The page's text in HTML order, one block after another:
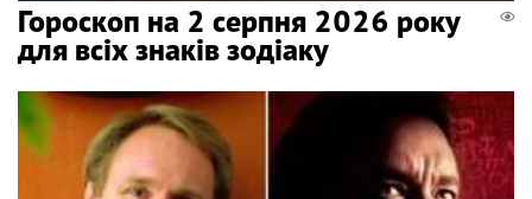
Гороскоп на 2 серпня 2026 року
для всіх знаків зодіаку